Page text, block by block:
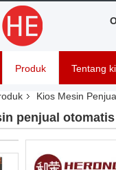
Produk Tentang
Kios Mesin
penjual